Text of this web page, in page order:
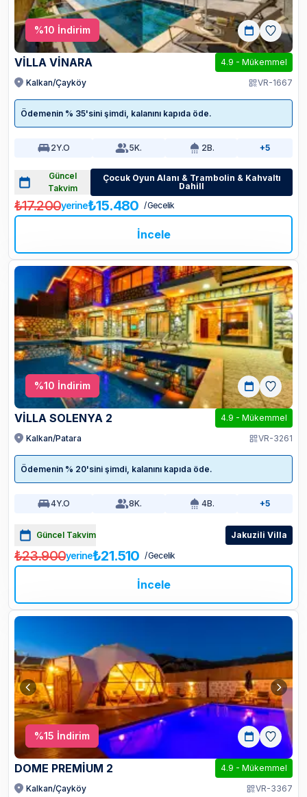
%10 İndirim
VİLLA VİNARA 4.9 - Mükemmel
Kalkan/Çayköy
VR-1667
Ödemenin % 35'sini şimdi, kalanını kapıda öde.
2Y.O 5K. 2B. +5
Güncel
Takvim
Çocuk Oyun Alanı & Trambolin & Kahvaltı
Dahill
₺17.200yerine₺15.480 / Gecelik
İncele
%10 İndirim
VİLLA SOLENYA 2 4.9 - Mükemmel
Kalkan/Patara
VR-3261
Ödemenin % 20'sini şimdi, kalanını kapıda öde.
4Y.O 8K. 4B. +5
Güncel Takvim Jakuzili Villa
₺23.900yerine₺21.510 / Gecelik
İncele
%15 İndirim
DOME PREMİUM 2 4.9 - Mükemmel
Kalkan/Çayköy
VR-3367